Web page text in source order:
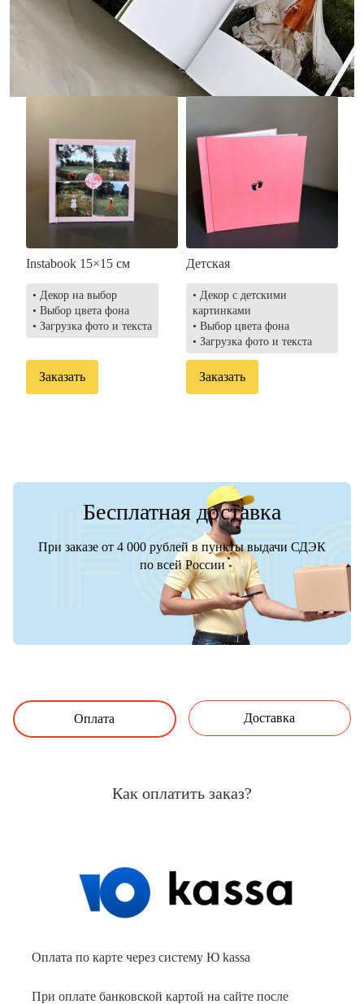
• Загрузка фото и текста
• Выбор цвета фона
• Загрузка фото и текста
Instabook 15×15 см
• Декор на выбор
• Выбор цвета фона
• Загрузка фото и текста
Заказать
Детская
• Декор с детскими
картинками
• Выбор цвета фона
• Загрузка фото и текста
Заказать
Бесплатная доставка
При заказе от 4 000 рублей в пункты выдачи СДЭК
по всей России
Оплата Доставка
Как оплатить заказ?
Оплата по карте через систему Ю kassa
При оплате банковской картой на сайте после